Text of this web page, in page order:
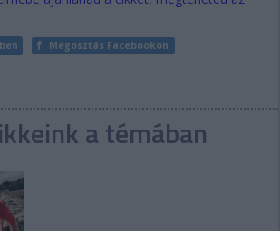
Megosztás Facebookon
a témában